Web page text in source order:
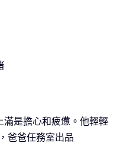
是擔心和疲憊。他輕輕
爸爸任務室出品